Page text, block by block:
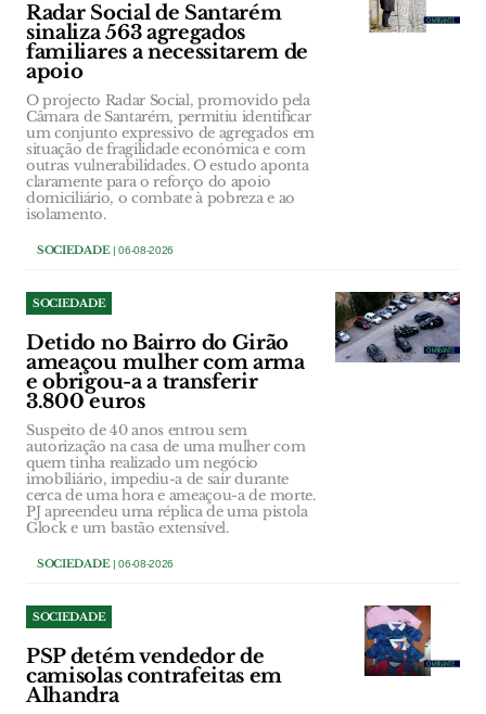
Radar Social de Santarém
sinaliza 563 agregados
familiares a necessitarem de
apoio
O projecto Radar Social, promovido pela
Câmara de Santarém, permitiu identificar
um conjunto expressivo de agregados em
situação de fragilidade económica e com
outras vulnerabilidades. O estudo aponta
claramente para o reforço do apoio
domiciliário, o combate à pobreza e ao
isolamento.
SOCIEDADE| 06-08-2026
SOCIEDADE
Detido no Bairro do Girão
ameaçou mulher com arma
e obrigou-a a transferir
3.800 euros
Suspeito de 40 anos entrou sem
autorização na casa de uma mulher com
quem tinha realizado um negócio
imobiliário, impediu-a de sair durante
cerca de uma hora e ameaçou-a de morte.
PJ apreendeu uma réplica de uma pistola
Glock e um bastão extensível.
SOCIEDADE| 06-08-2026
SOCIEDADE
PSP detém vendedor de
camisolas contrafeitas em
Alhandra